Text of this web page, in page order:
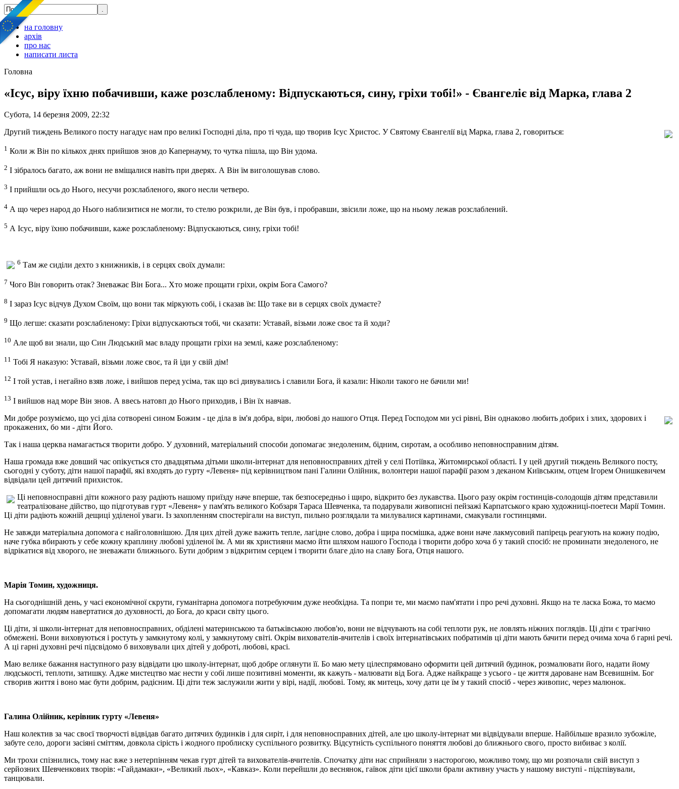
на головну
архів
про нас
написати листа
Головна
«Ісус, віру їхню побачивши, каже розслабленому: Відпускаються, сину, гріхи тобі!» - Євангеліє від Марка, глава 2
Субота, 14 березня 2009, 22:32
Другий тиждень Великого посту нагадує нам про великі Господні діла, про ті чуда, що творив Ісус Христос. У Святому Євангелії від Марка, глава 2, говориться:
1 Коли ж Він по кількох днях прийшов знов до Капернауму, то чутка пішла, що Він удома.
2 І зібралось багато, аж вони не вміщалися навіть при дверях. А Він їм виголошував слово.
3 І прийшли ось до Нього, несучи розслабленого, якого несли четверо.
4 А що через народ до Нього наблизитися не могли, то стелю розкрили, де Він був, і пробравши, звісили ложе, що на ньому лежав розслаблений.
5 А Ісус, віру їхню побачивши, каже розслабленому: Відпускаються, сину, гріхи тобі!
6 Там же сиділи дехто з книжників, і в серцях своїх думали:
7 Чого Він говорить отак? Зневажає Він Бога... Хто може прощати гріхи, окрім Бога Самого?
8 І зараз Ісус відчув Духом Своїм, що вони так міркують собі, і сказав їм: Що таке ви в серцях своїх думаєте?
9 Що легше: сказати розслабленому: Гріхи відпускаються тобі, чи сказати: Уставай, візьми ложе своє та й ходи?
10 Але щоб ви знали, що Син Людський має владу прощати гріхи на землі, каже розслабленому:
11 Тобі Я наказую: Уставай, візьми ложе своє, та й іди у свій дім!
12 І той устав, і негайно взяв ложе, і вийшов перед усіма, так що всі дивувались і славили Бога, й казали: Ніколи такого не бачили ми!
13 І вийшов над море Він знов. А ввесь натовп до Нього приходив, і Він їх навчав.
Ми добре розуміємо, що усі діла сотворені сином Божим - це діла в ім'я добра, віри, любові до нашого Отця. Перед Господом ми усі рівні, Він однаково любить добрих і злих, здорових і
прокажених, бо ми - діти Його.
Так і наша церква намагається творити добро. У духовний, матеріальний способи допомагає знедоленим, бідним, сиротам, а особливо неповносправним дітям.
Наша громада вже довший час опікується сто двадцятьма дітьми школи-інтернат для неповносправних дітей у селі Потіївка, Житомирської області. І у цей другий тиждень Великого посту,
сьогодні у суботу, діти нашої парафії, які входять до гурту «Левеня» під керівництвом пані Галини Олійник, волонтери нашої парафії разом з деканом Київським, отцем Ігорем Онишкевичем
відвідали цей дитячий прихисток.
Ці неповносправні діти кожного разу радіють нашому приїзду наче вперше, так безпосередньо і щиро, відкрито без лукавства. Цього разу окрім гостинців-солодощів дітям представили
театралізоване дійство, що підготував гурт «Левеня» у пам'ять великого Кобзаря Тараса Шевченка, та подарували живописні пейзажі Карпатського краю художниці-поетеси Марії Томин.
Ці діти радіють кожній дещиці уділеної уваги. Із захопленням спостерігали на виступ, пильно розглядали та милувалися картинами, смакували гостинцями.
Не завжди матеріальна допомога є найголовнішою. Для цих дітей дуже важить тепле, лагідне слово, добра і щира посмішка, адже вони наче лакмусовий папірець реагують на кожну подію,
наче губка вбирають у себе кожну краплину любові уділеної їм. А ми як християни маємо йти шляхом нашого Господа і творити добро хоча б у такий спосіб: не проминати знедоленого, не
відрікатися від хворого, не зневажати ближнього. Бути добрим з відкритим серцем і творити благе діло на славу Бога, Отця нашого.
Марія Томин, художниця.
На сьогоднішній день, у часі економічної скрути, гуманітарна допомога потребуючим дуже необхідна. Та попри те, ми маємо пам'ятати і про речі духовні. Якщо на те ласка Божа, то маємо
допомагати людям навертатися до духовності, до Бога, до краси світу цього.
Ці діти, зі школи-інтернат для неповносправних, обділені материнською та батьківською любов'ю, вони не відчувають на собі теплоти рук, не ловлять ніжних поглядів. Ці діти є трагічно
обмежені. Вони виховуються і ростуть у замкнутому колі, у замкнутому світі. Окрім вихователів-вчителів і своїх інтернатівських побратимів ці діти мають бачити перед очима хоча б гарні речі.
А ці гарні духовні речі підсвідомо б виховували цих дітей у доброті, любові, красі.
Маю велике бажання наступного разу відвідати цю школу-інтернат, щоб добре оглянути її. Бо маю мету цілеспрямовано оформити цей дитячий будинок, розмалювати його, надати йому
людськості, теплоти, затишку. Адже мистецтво має нести у собі лише позитивні моменти, як кажуть - малювати від Бога. Адже найкраще з усього - це життя дароване нам Всевишнім. Бог
створив життя і воно має бути добрим, радісним. Ці діти теж заслужили жити у вірі, надії, любові. Тому, як митець, хочу дати це їм у такий спосіб - через живопис, через малюнок.
Галина Олійник, керівник гурту «Левеня»
Наш колектив за час своєї творчості відвідав багато дитячих будинків і для сиріт, і для неповносправних дітей, але цю школу-інтернат ми відвідували вперше. Найбільше вразило зубожіле,
забуте село, дороги засіяні сміттям, довкола сірість і жодного проблиску суспільного розвитку. Відсутність суспільного поняття любові до ближнього свого, просто вибиває з колії.
Ми трохи спізнились, тому нас вже з нетерпінням чекав гурт дітей та вихователів-вчителів. Спочатку діти нас сприйняли з насторогою, можливо тому, що ми розпочали свій виступ з
серйозних Шевченкових творів: «Гайдамаки», «Великий льох», «Кавказ». Коли перейшли до веснянок, гаївок діти цієї школи брали активну участь у нашому виступі - підспівували,
танцювали.